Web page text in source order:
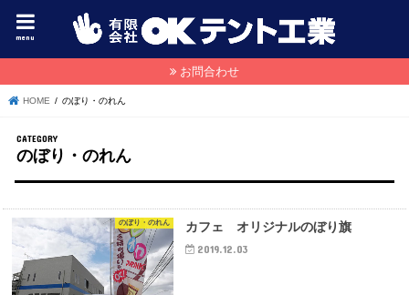
menu
お問合わせ
HOME のぼり・のれん
のぼり・のれん
のぼり・のれん カフェ オリジナルのぼり旗
2019.12.03